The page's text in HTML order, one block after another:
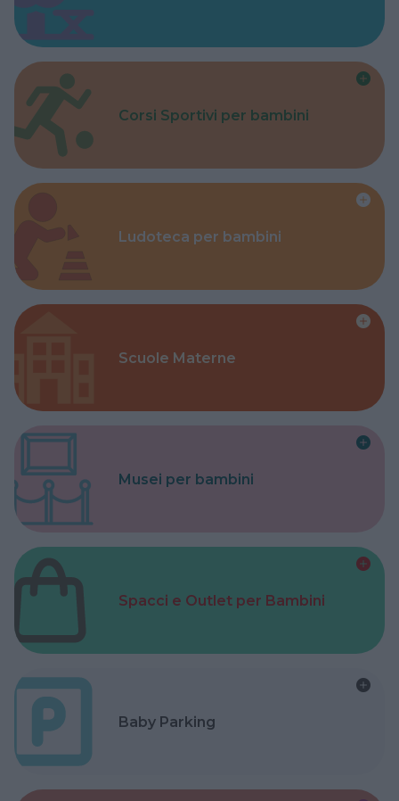
Corsi Sportivi per bambini
Ludoteca per bambini
Scuole Materne
Musei per bambini
Spacci e Outlet per Bambini
Baby Parking